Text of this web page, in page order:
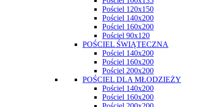
Pościel 120x150
Pościel 140x200
Pościel 160x200
Pościel 90x120
POŚCIEL ŚWIĄTECZNA
Pościel 140x200
Pościel 160x200
Pościel 200x200
POŚCIEL DLA MŁODZIEŻY
Pościel 140x200
Pościel 160x200